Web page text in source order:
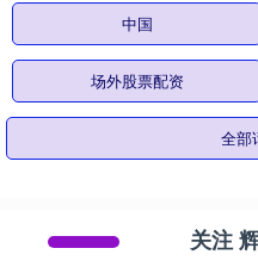
中国
场外股票配资
全部
关注